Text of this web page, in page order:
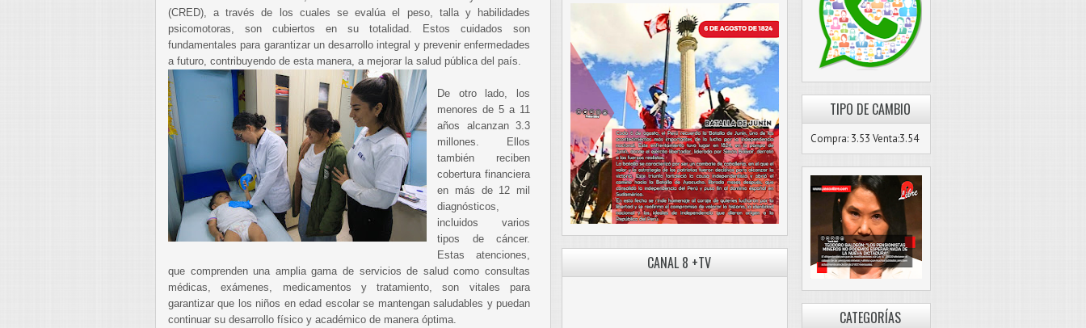
(CRED), a través de los cuales se evalúa el peso, talla y habilidades
psicomotoras, son cubiertos en su totalidad. Estos cuidados son
fundamentales para garantizar un desarrollo integral y prevenir enfermedades
a futuro, contribuyendo de esta manera, a mejorar la salud pública del país.
De otro lado, los
menores de 5 a 11
años alcanzan 3.3
millones. Ellos
también reciben
cobertura financiera
en más de 12 mil
diagnósticos,
incluidos varios
tipos de cáncer.
Estas atenciones,
que comprenden una amplia gama de servicios de salud como consultas
médicas, exámenes, medicamentos y tratamiento, son vitales para
garantizar que los niños en edad escolar se mantengan saludables y puedan
continuar su desarrollo físico y académico de manera óptima.
CANAL 8 +TV
TIPO DE CAMBIO
Compra: 3.53 Venta:3.54
CATEGORÍAS